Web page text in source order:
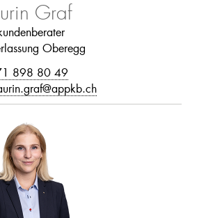
Graf
Oberegg
898 80 49